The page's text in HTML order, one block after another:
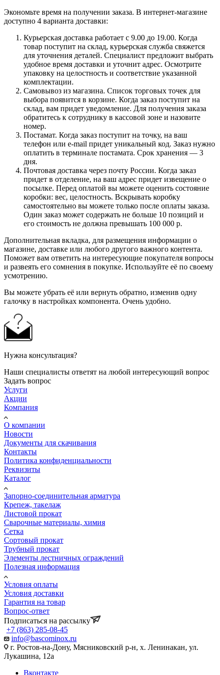
Экономьте время на получении заказа. В интернет-магазине
доступно 4 варианта доставки:
Курьерская доставка работает с 9.00 до 19.00. Когда
товар поступит на склад, курьерская служба свяжется
для уточнения деталей. Специалист предложит выбрать
удобное время доставки и уточнит адрес. Осмотрите
упаковку на целостность и соответствие указанной
комплектации.
Самовывоз из магазина. Список торговых точек для
выбора появится в корзине. Когда заказ поступит на
склад, вам придет уведомление. Для получения заказа
обратитесь к сотруднику в кассовой зоне и назовите
номер.
Постамат. Когда заказ поступит на точку, на ваш
телефон или e-mail придет уникальный код. Заказ нужно
оплатить в терминале постамата. Срок хранения — 3
дня.
Почтовая доставка через почту России. Когда заказ
придет в отделение, на ваш адрес придет извещение о
посылке. Перед оплатой вы можете оценить состояние
коробки: вес, целостность. Вскрывать коробку
самостоятельно вы можете только после оплаты заказа.
Один заказ может содержать не больше 10 позиций и
его стоимость не должна превышать 100 000 р.
Дополнительная вкладка, для размещения информации о
магазине, доставке или любого другого важного контента.
Поможет вам ответить на интересующие покупателя вопросы
и развеять его сомнения в покупке. Используйте её по своему
усмотрению.
Вы можете убрать её или вернуть обратно, изменив одну
галочку в настройках компонента. Очень удобно.
Нужна консультация?
Наши специалисты ответят на любой интересующий вопрос
Задать вопрос
Услуги
Акции
Компания
О компании
Новости
Документы для скачивания
Контакты
Политика конфиденциальности
Реквизиты
Каталог
Запорно-соединительная арматура
Крепеж, такелаж
Листовой прокат
Сварочные материалы, химия
Сетка
Сортовый прокат
Трубный прокат
Элементы лестничных ограждений
Полезная информация
Условия оплаты
Условия доставки
Гарантия на товар
Вопрос-ответ
Подписаться на рассылку
+7 (863) 285-08-45
info@bascominox.ru
г. Ростов-на-Дону, Мясниковский р-н, х. Ленинакан, ул.
Лукашина, 12а
Вконтакте